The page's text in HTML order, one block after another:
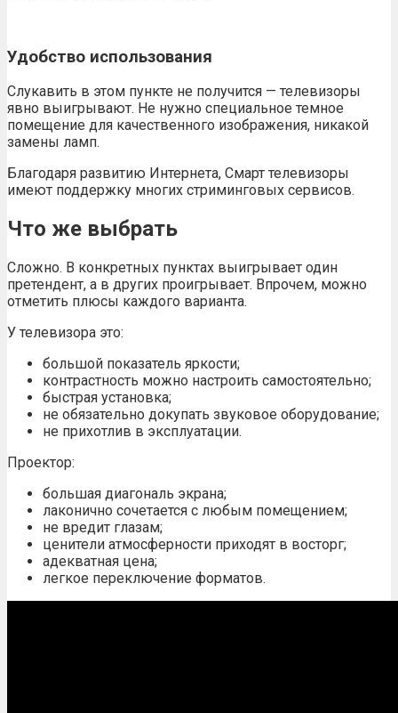
Удобство использования
Слукавить в этом пункте не получится — телевизоры
явно выигрывают. Не нужно специальное темное
помещение для качественного изображения, никакой
замены ламп.
Благодаря развитию Интернета, Смарт телевизоры
имеют поддержку многих стриминговых сервисов.
Что же выбрать
Сложно. В конкретных пунктах выигрывает один
претендент, а в других проигрывает. Впрочем, можно
отметить плюсы каждого варианта.
У телевизора это:
большой показатель яркости;
контрастность можно настроить самостоятельно;
быстрая установка;
не обязательно докупать звуковое оборудование;
не прихотлив в эксплуатации.
Проектор:
большая диагональ экрана;
лаконично сочетается с любым помещением;
не вредит глазам;
ценители атмосферности приходят в восторг;
адекватная цена;
легкое переключение форматов.